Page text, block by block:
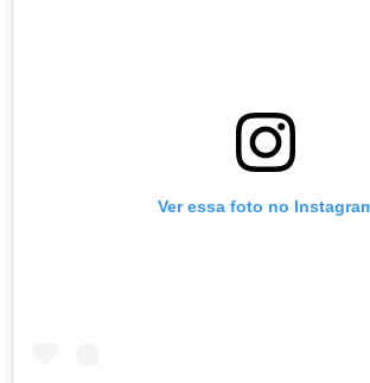
Ver essa foto no